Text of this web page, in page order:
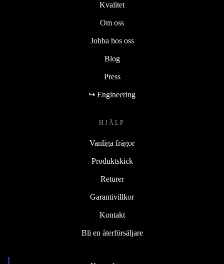
Kvalitet
Om oss
Jobba hos oss
Blog
Press
↪ Engineering
HJÄLP
Vanliga frågor
Produktskick
Returer
Garantivillkor
Kontakt
Bli en återförsäljare